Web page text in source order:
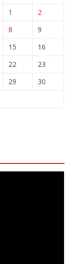
1
2
8
9
15
16
22
23
29
30